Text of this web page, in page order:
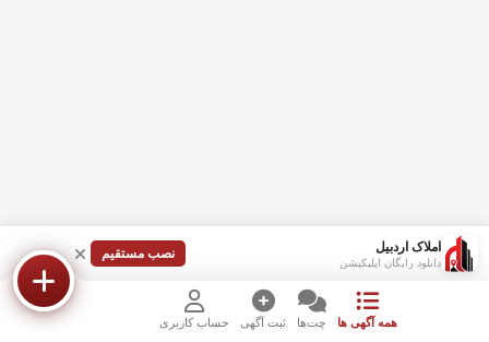
املاک اردبیل
دانلود رایگان اپلیکیشن
نصب مستقیم
همه آگهی ها چت‌ها ثبت آگهی حساب کاربری